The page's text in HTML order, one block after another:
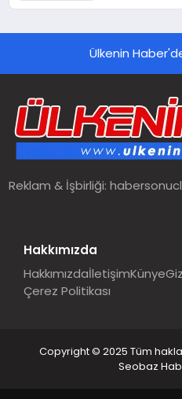
Ülkenin
Reklam & İşbirliği:
Hakkımızda
HakkımızdaİletişimKünye
Çerez Politikası
Copyright © 2025 Tüm
Seobaz